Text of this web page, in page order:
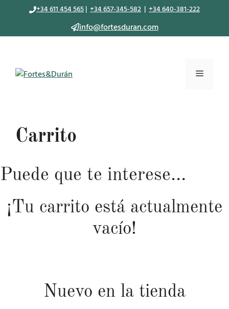
+34 611 454 565 | +34 657-345-582 | +34 640-381-222
info@fortesduran.com
Menú
Carrito
Puede que te interese…
¡Tu carrito está actualmente
vacío!
Nuevo en la tienda